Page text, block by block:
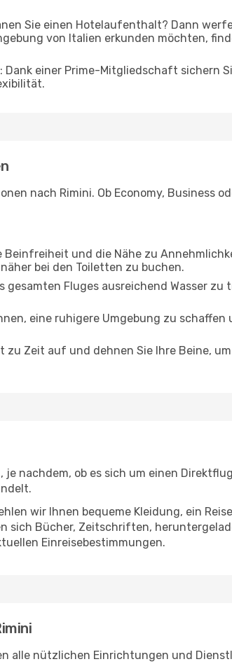
Sie einen Hotelaufenthalt? Dann
von Italien erkunden möchten,
: Dank einer Prime-Mitgliedschaft sichern
nach Rimini. Ob Economy, Business
Beinfreiheit und die Nähe zu
bei den Toiletten zu buchen.
gesamten Fluges ausreichend Wasser zu
eine ruhigere Umgebung zu schaffen
zu Zeit auf und dehnen Sie Ihre Beine,
nachdem, ob es sich um einen
wir Ihnen bequeme Kleidung, ein
Bücher, Zeitschriften,
Einreisebestimmungen.
alle nützlichen Einrichtungen und